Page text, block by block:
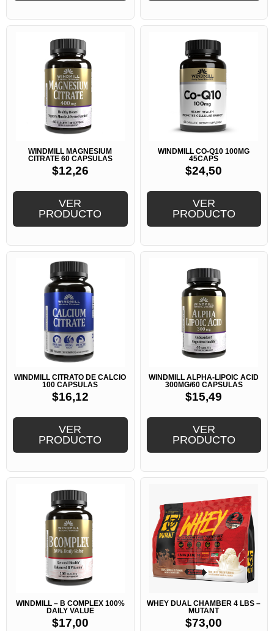
WINDMILL MAGNESIUM
CITRATE 60 CAPSULAS
$12,26
VER
PRODUCTO
WINDMILL CO-Q10 100MG
45CAPS
$24,50
VER
PRODUCTO
WINDMILL CITRATO DE CALCIO
100 CAPSULAS
$16,12
VER
PRODUCTO
WINDMILL ALPHA-LIPOIC ACID
300MG/60 CAPSULAS
$15,49
VER
PRODUCTO
WINDMILL – B COMPLEX 100%
DAILY VALUE
$17,00
WHEY DUAL CHAMBER 4 LBS –
MUTANT
$73,00